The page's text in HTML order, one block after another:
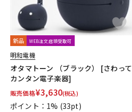
新品 WEB注文店頭受取可
明和電機
オタマトーン （ブラック） [さわって
カンタン電子楽器]
販売価格¥3,630(税込)
ポイント：1% (33pt)